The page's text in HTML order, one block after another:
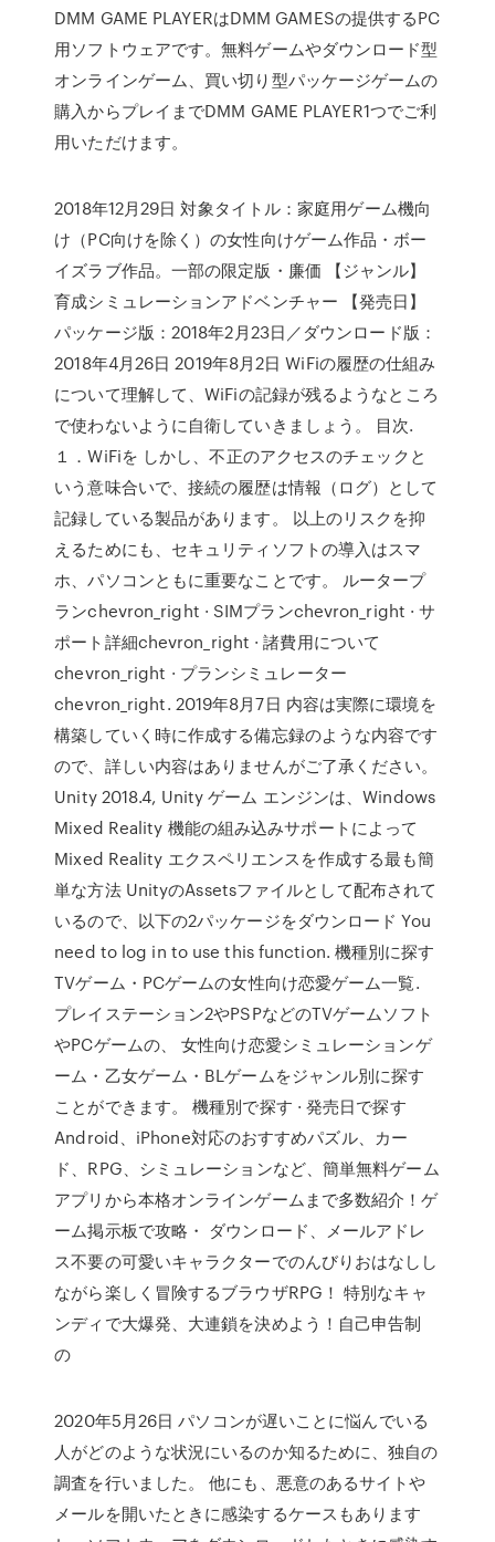
DMM GAME PLAYERはDMM GAMESの提供するPC
用ソフトウェアです。無料ゲームやダウンロード型
オンラインゲーム、買い切り型パッケージゲームの
購入からプレイまでDMM GAME PLAYER1つでご利
用いただけます。
2018年12月29日 対象タイトル：家庭用ゲーム機向
け（PC向けを除く）の女性向けゲーム作品・ボー
イズラブ作品。一部の限定版・廉価 【ジャンル】
育成シミュレーションアドベンチャー 【発売日】
パッケージ版：2018年2月23日／ダウンロード版：
2018年4月26日 2019年8月2日 WiFiの履歴の仕組み
について理解して、WiFiの記録が残るようなところ
で使わないように自衛していきましょう。 目次.
１．WiFiを しかし、不正のアクセスのチェックと
いう意味合いで、接続の履歴は情報（ログ）として
記録している製品があります。 以上のリスクを抑
えるためにも、セキュリティソフトの導入はスマ
ホ、パソコンともに重要なことです。 ルータープ
ランchevron_right · SIMプランchevron_right · サ
ポート詳細chevron_right · 諸費用について
chevron_right · プランシミュレーター
chevron_right. 2019年8月7日 内容は実際に環境を
構築していく時に作成する備忘録のような内容です
ので、詳しい内容はありませんがご了承ください。
Unity 2018.4, Unity ゲーム エンジンは、Windows
Mixed Reality 機能の組み込みサポートによって
Mixed Reality エクスペリエンスを作成する最も簡
単な方法 UnityのAssetsファイルとして配布されて
いるので、以下の2パッケージをダウンロード You
need to log in to use this function. 機種別に探す
TVゲーム・PCゲームの女性向け恋愛ゲーム一覧.
プレイステーション2やPSPなどのTVゲームソフト
やPCゲームの、 女性向け恋愛シミュレーションゲ
ーム・乙女ゲーム・BLゲームをジャンル別に探す
ことができます。 機種別で探す · 発売日で探す
Android、iPhone対応のおすすめパズル、カー
ド、RPG、シミュレーションなど、簡単無料ゲーム
アプリから本格オンラインゲームまで多数紹介！ゲ
ーム掲示板で攻略・ ダウンロード、メールアドレ
ス不要の可愛いキャラクターでのんびりおはなしし
ながら楽しく冒険するブラウザRPG！ 特別なキャ
ンディで大爆発、大連鎖を決めよう！自己申告制
の
2020年5月26日 パソコンが遅いことに悩んでいる
人がどのような状況にいるのか知るために、独自の
調査を行いました。 他にも、悪意のあるサイトや
メールを開いたときに感染するケースもあります